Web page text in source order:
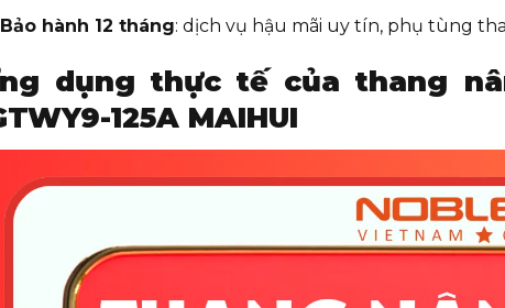
Bảo hành 12 tháng: dịch vụ hậu mãi uy tín, phụ tùng
dụng thực tế của thang
125A MAIHUI